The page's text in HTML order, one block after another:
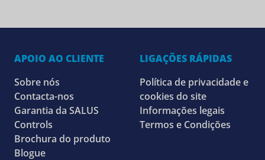
APOIO AO CLIENTE
Sobre nós
Contacta-nos
Garantia da SALUS
Controls
Brochura do produto
Blogue
LIGAÇÕES RÁPIDAS
Política de privacidade e
cookies do site
Informações legais
Termos e Condições